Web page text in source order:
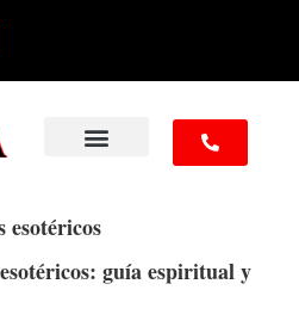
esotéricos
guía espiritual y